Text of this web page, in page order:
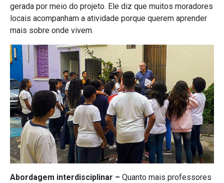
gerada por meio do projeto. Ele diz que muitos moradores
locais acompanham a atividade porque querem aprender
mais sobre onde vivem.
Abordagem interdisciplinar – Quanto mais professores